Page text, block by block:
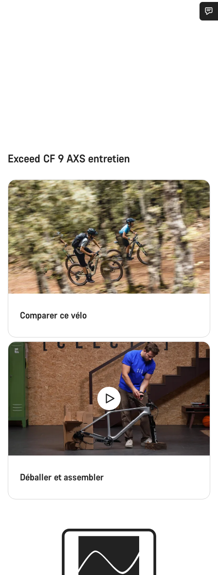
Exceed CF 9 AXS entretien
Comparer ce vélo
Déballer et assembler